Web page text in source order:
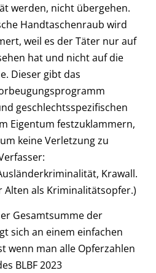
werden, nicht übergehen.
Handtaschenraub wird
weil es der Täter nur auf
hat und nicht auf die
Dieser gibt das
geschlechtsspezifischen
Eigentum festzuklammern,
keine Verletzung zu
Krawall.
Alten als Kriminalitätsopfer.)
Gesamtsumme der
sich an einem einfachen
wenn man alle Opferzahlen
BLBF 2023